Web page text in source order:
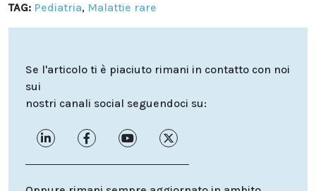
TAG: Pediatria, Malattie rare
Se l'articolo ti è piaciuto rimani in contatto con noi
sui
nostri canali social seguendoci su: